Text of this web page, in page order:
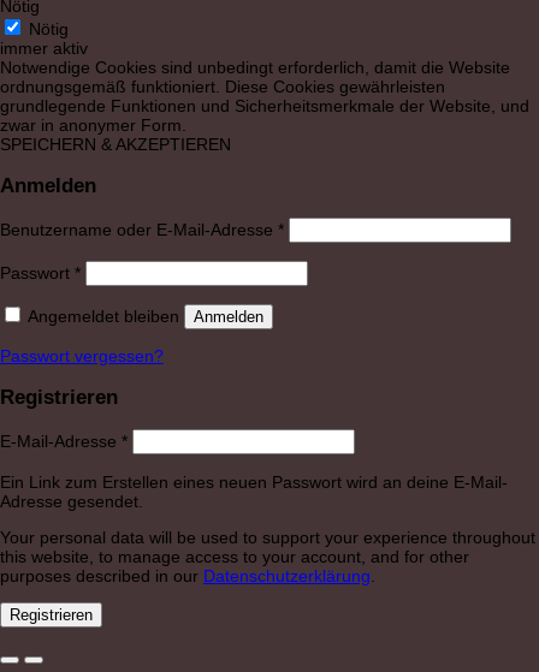
Nötig
Nötig
immer aktiv
Notwendige Cookies sind unbedingt erforderlich, damit die Website
ordnungsgemäß funktioniert. Diese Cookies gewährleisten
grundlegende Funktionen und Sicherheitsmerkmale der Website, und
zwar in anonymer Form.
SPEICHERN & AKZEPTIEREN
Anmelden
Benutzername oder E-Mail-Adresse *Erforderlich
Passwort *Erforderlich
Angemeldet bleiben Anmelden
Passwort vergessen?
Registrieren
E-Mail-Adresse *Erforderlich
Ein Link zum Erstellen eines neuen Passwort wird an deine E-Mail-
Adresse gesendet.
Your personal data will be used to support your experience throughout
this website, to manage access to your account, and for other
purposes described in our Datenschutzerklärung
Registrieren